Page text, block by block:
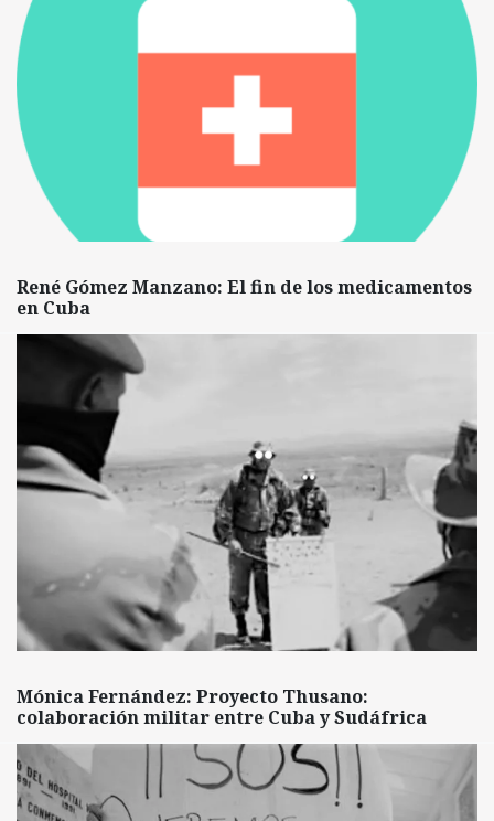
René Gómez Manzano: El fin de los medicamentos
en Cuba
Mónica Fernández: Proyecto Thusano:
colaboración militar entre Cuba y Sudáfrica